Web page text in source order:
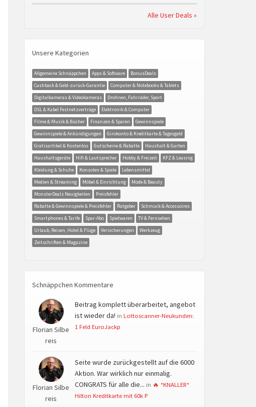
Alle User Deals »
Unsere Kategorien
Allgemeine Schnäppchen Apps & Software
BonusDeals
Cashback & Geld-zurück-Garantie
Computer & Notebooks & Tablets
Digitalkameras & Videokameras
Drohnen, Fahrräder, Sport
DSL & Kabel Festnetzverträge
Elektronik & Computer
Filme & Musik & Bücher
Finanzen & Sparen
Gewinnspiele
Gewinnspiele & Ankündigungen
Girokonto & Kreditkarte & Tagesgeld
Gratisartikel & Kostenlos
Gutscheine & Rabatte
Haushalt & Garten
Haushaltsgeräte
Hifi & Lautsprecher Hobby & Freizeit
KFZ & Leasing
Kleidung & Schuhe
Konsolen & Spiele
Lebensmittel
Medien & Streaming
Möbel & Einrichtung
Mode & Beauty
MonsterDealz Neuigkeiten
Preisfehler
Rabatte & Gewinnspiele & Preisfehler
Ratgeber
Schmuck & Accessoires
Smartphones & Tarife
Spar-Abo Spielwaren
TV & Fernsehen
Urlaub, Reisen, Hotel & Flüge
Versicherungen
Werkzeug
Zeitschriften & Magazine
Schnäppchen Kommentare
Florian Silbe
reis
Beitrag komplett überarbeitet, angebot
ist wieder da! in Lottoscanner-Neukunden:
1 Feld EuroJackp
Florian Silbe
reis
Seite wurde zurückgestellt auf die 6000
Aktion. War wirklich nur einmalig.
CONGRATS für alle die... in 🔥 *KNALLER*
Hilton Kreditkarte mit 60k P